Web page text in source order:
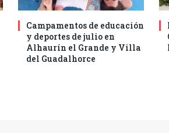
Campamentos de educación
y deportes de julio en
Alhaurín el Grande y Villa
del Guadalhorce